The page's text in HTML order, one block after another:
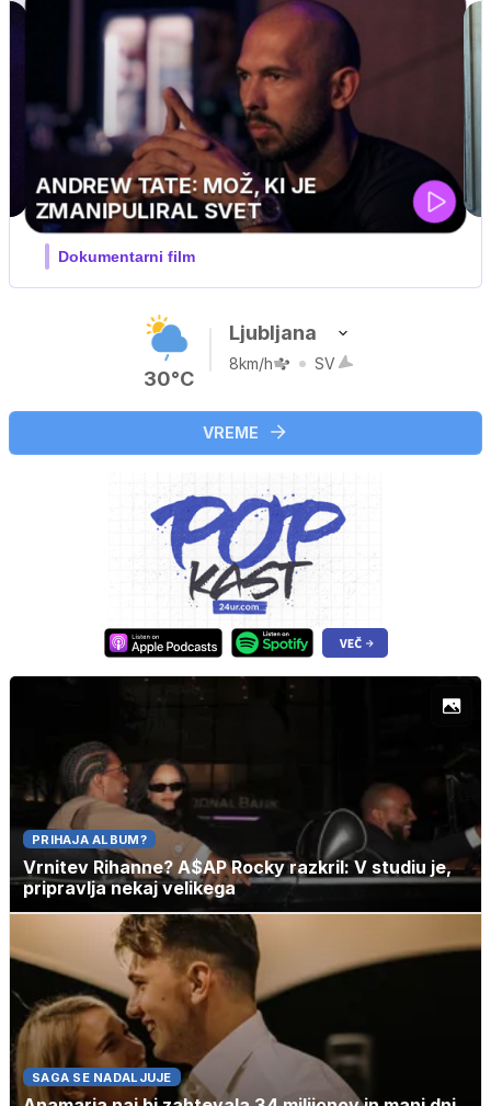
30°C
Ljubljana
8km/h SV
VREME
PRIHAJA ALBUM?
Vrnitev Rihanne? A$AP Rocky razkril: V studiu je,
pripravlja nekaj velikega
SAGA SE NADALJUJE